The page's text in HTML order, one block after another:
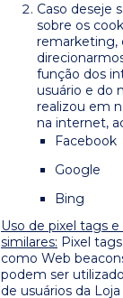
Caso deseje
sobre os
remarketing,
função dos
usuário e do
realizou em
na internet,
Facebook
Google
Bing
Uso de pixel tags
similares: Pixel
como Web
podem ser
de usuários da